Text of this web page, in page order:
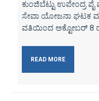
ಕುಂಜಿಬೆಟ್ಟು ಉಪೇಂದ್ರ
ಸೇವಾ ಯೋಜನಾ ಘಟಕ
ವತಿಯಿಂದ ಅಕ್ಟೋಬರ್ 8
READ MORE